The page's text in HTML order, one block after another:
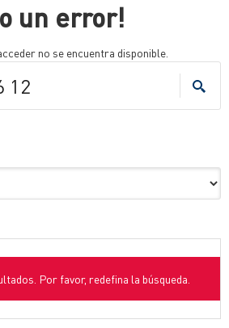
un error!
no se encuentra disponible.
Por favor, redefina la búsqueda.